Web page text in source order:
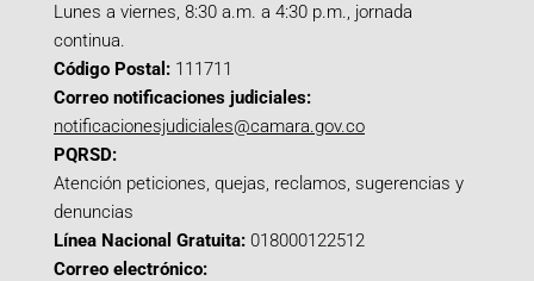
Lunes a viernes, 8:30 a.m. a 4:30 p.m., jornada
continua.
Código Postal: 111711
Correo notificaciones judiciales:
notificacionesjudiciales@camara.gov.co
PQRSD:
Atención peticiones, quejas, reclamos, sugerencias y
denuncias
Línea Nacional Gratuita: 018000122512
Correo electrónico: